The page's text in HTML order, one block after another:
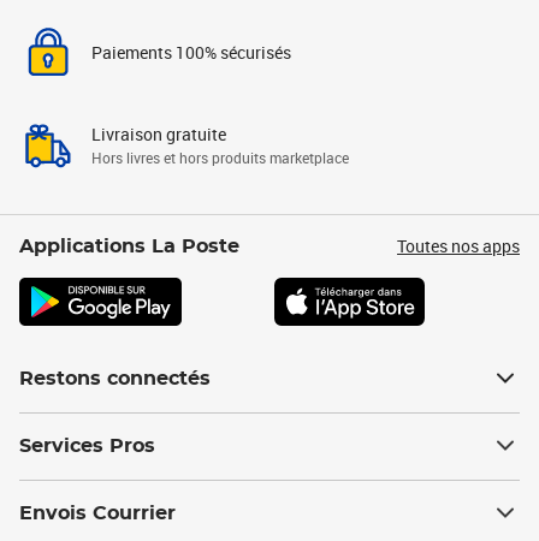
Paiements 100% sécurisés
Livraison gratuite
Hors livres et hors produits marketplace
Applications La Poste Toutes nos apps
Restons connectés
Services Pros
Envois Courrier